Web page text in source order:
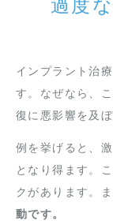
過度
インプラント治
す。なぜなら、
復に悪影響を及
例を挙げると、
となり得ます。
クがあります。ま
動です。